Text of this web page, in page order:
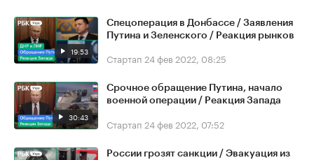
19:53
Спецоперация в Донбассе / Заявления
Путина и Зеленского / Реакция рынков
Стартап 24 фев 2022, 08:25
30:43
Срочное обращение Путина, начало
военной операции / Реакция Запада
Стартап 24 фев 2022, 07:52
России грозят санкции / Эвакуация из